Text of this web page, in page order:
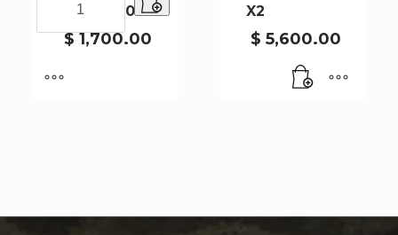
9069-480
$1,700.00
8#
CG-
X2
$ 5,600.00